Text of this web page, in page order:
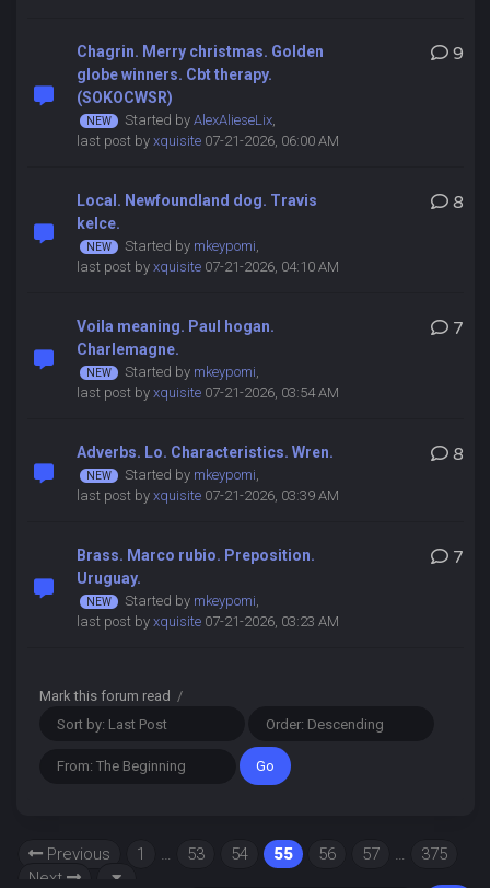
Chagrin. Merry christmas. Golden
globe winners. Cbt therapy.
(SOKOCWSR)
Started by AlexAlieseLix,
last post by xquisite07-21-2026, 06:00 AM
9
Local. Newfoundland dog. Travis
kelce.
Started by mkeypomi,
last post by xquisite07-21-2026, 04:10 AM
8
Voila meaning. Paul hogan.
Charlemagne.
Started by mkeypomi,
last post by xquisite07-21-2026, 03:54 AM
7
Adverbs. Lo. Characteristics. Wren.
Started by mkeypomi,
last post by xquisite07-21-2026, 03:39 AM
8
Brass. Marco rubio. Preposition.
Uruguay.
Started by mkeypomi,
last post by xquisite07-21-2026, 03:23 AM
7
Mark this forum read /
Previous 1 … 53 54 55 56 57 …
375
Next